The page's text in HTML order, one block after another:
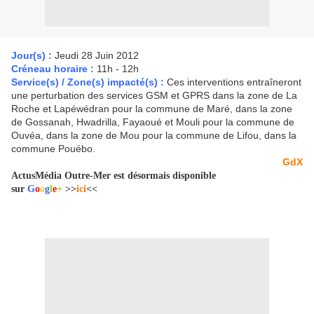
Jour(s) : Jeudi 28 Juin 2012
Créneau horaire : 11h - 12h
Service(s) / Zone(s) impacté(s) : Ces interventions entraîneront
une perturbation des services GSM et GPRS dans la zone de La
Roche et Lapéwédran pour la commune de Maré, dans la zone
de Gossanah, Hwadrilla, Fayaoué et Mouli pour la commune de
Ouvéa, dans la zone de Mou pour la commune de Lifou, dans la
commune Pouébo.
GdX
ActusMédia Outre-Mer est désormais disponible
sur Google+ >>ici<<